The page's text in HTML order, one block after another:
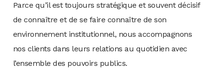
Parce qu’il est toujours stratégique et souvent décisif
de connaître et de se faire connaître de son
environnement institutionnel, nous accompagnons
nos clients dans leurs relations au quotidien avec
l’ensemble des pouvoirs publics.